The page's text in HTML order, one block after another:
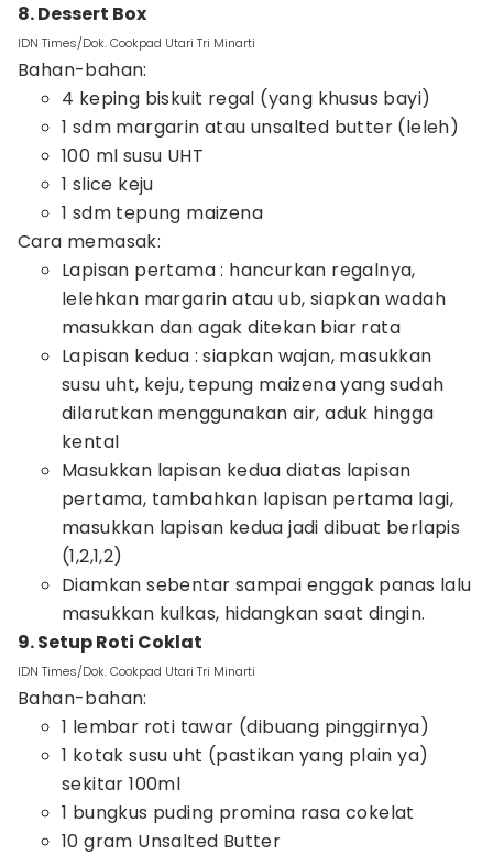
8. Dessert Box
IDN Times/Dok. Cookpad Utari Tri Minarti
Bahan-bahan:
4 keping biskuit regal (yang khusus bayi)
1 sdm margarin atau unsalted butter (leleh)
100 ml susu UHT
1 slice keju
1 sdm tepung maizena
Cara memasak:
Lapisan pertama : hancurkan regalnya,
lelehkan margarin atau ub, siapkan wadah
masukkan dan agak ditekan biar rata
Lapisan kedua : siapkan wajan, masukkan
susu uht, keju, tepung maizena yang sudah
dilarutkan menggunakan air, aduk hingga
kental
Masukkan lapisan kedua diatas lapisan
pertama, tambahkan lapisan pertama lagi,
masukkan lapisan kedua jadi dibuat berlapis
(1,2,1,2)
Diamkan sebentar sampai enggak panas lalu
masukkan kulkas, hidangkan saat dingin.
9. Setup Roti Coklat
IDN Times/Dok. Cookpad Utari Tri Minarti
Bahan-bahan:
1 lembar roti tawar (dibuang pinggirnya)
1 kotak susu uht (pastikan yang plain ya)
sekitar 100ml
1 bungkus puding promina rasa cokelat
10 gram Unsalted Butter